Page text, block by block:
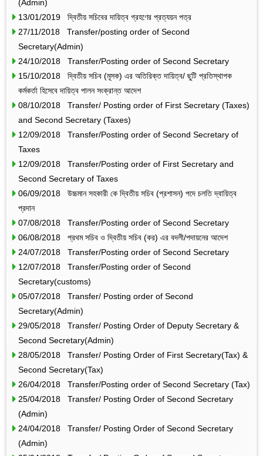
(Admin)
13/01/2019 দ্বিতীয় সচিবের দায়িত্ব গ্রহণের প্রত্যয়ন পত্র
27/11/2018 Transfer/posting order of Second
Secretary(Admin)
24/10/2018 Transfer/Posting order of Second Secretary
15/10/2018 দ্বিতীয় সচিব (মূসক) এর অতিরিক্ত দায়িত্ব/ ছুটি প্রতিস্থাপক
কর্মকর্তা হিসেবে দায়িত্ব পালন সংক্রান্ত আদেশ
08/10/2018 Transfer/ Posting order of First Secretary (Taxes)
and Second Secretary (Taxes)
12/09/2018 Transfer/Posting order of Second Secretary of
Taxes
12/09/2018 Transfer/Posting order of First Secretary and
Second Secretary of Taxes
06/09/2018 উচ্চমান সহকারী কে দ্বিতীয় সচিব (প্রশাসন) পদে চলতি দ্বায়িত্ব
প্রদান
07/08/2018 Transfer/Posting order of Second Secretary
06/08/2018 প্রথম সচিব ও দ্বিতীয় সচিব (কর) এর বদলী/পদায়নের আদেশ
24/07/2018 Transfer/Posting order of Second Secretary
12/07/2018 Transfer/Posting order of Second
Secretary(customs)
05/07/2018 Transfer/ Posting order of Second
Secretary(Admin)
29/05/2018 Transfer/ Posting Order of Deputy Secretary &
Second Secretary(Admin)
28/05/2018 Transfer/ Posting Order of First Secretary(Tax) &
Second Secretary(Tax)
26/04/2018 Transfer/Posting order of Second Secretary (Tax)
25/04/2018 Transfer/ Posting Order of Second Secretary
(Admin)
24/04/2018 Transfer/ Posting Order of Second Secretary
(Admin)